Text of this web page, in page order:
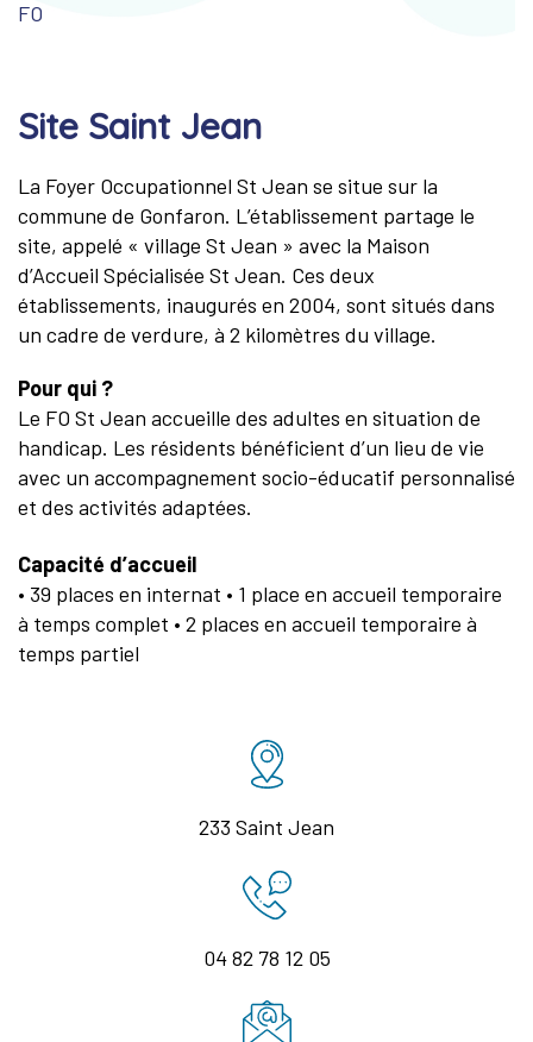
FO
Site Saint Jean
La Foyer Occupationnel St Jean se situe sur la
commune de Gonfaron. L’établissement partage le
site, appelé « village St Jean » avec la Maison
d’Accueil Spécialisée St Jean. Ces deux
établissements, inaugurés en 2004, sont situés dans
un cadre de verdure, à 2 kilomètres du village.
Pour qui ?
Le FO St Jean accueille des adultes en situation de
handicap. Les résidents bénéficient d’un lieu de vie
avec un accompagnement socio-éducatif personnalisé
et des activités adaptées.
Capacité d’accueil
• 39 places en internat • 1 place en accueil temporaire
à temps complet • 2 places en accueil temporaire à
temps partiel
233 Saint Jean
04 82 78 12 05